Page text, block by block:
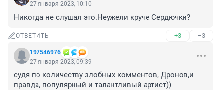
27 января 2023, 10:10
Никогда не слушал это.Неужели круче Сердючки?
ОТВЕТИТЬ +3 –3
197546976
27 января 2023, 09:39
судя по количеству злобных комментов, Дронов,и
правда, популярный и талантливый артист))